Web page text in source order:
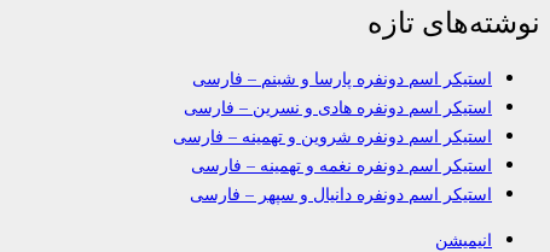
نوشته‌های تازه
استیکر اسم دونفره پارسا و شبنم – فارسی
استیکر اسم دونفره هادی و نسرین – فارسی
استیکر اسم دونفره شروین و تهمینه – فارسی
استیکر اسم دونفره نغمه و تهمینه – فارسی
استیکر اسم دونفره دانیال و سپهر – فارسی
انیمیشن